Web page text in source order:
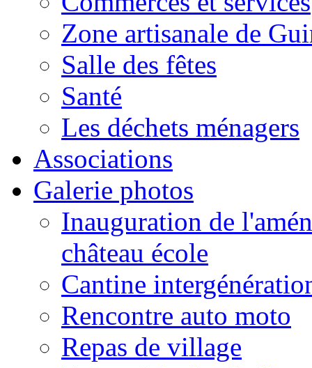
Zone artisanale de
Salle des fêtes
Santé
Les déchets ménagers
Associations
Galerie photos
Inauguration de
château école
Cantine
Rencontre auto moto
Repas de village